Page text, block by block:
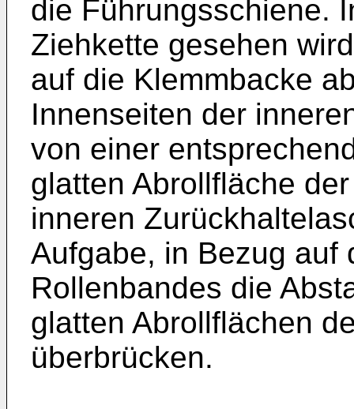
die Führungsschiene.
Ziehkette gesehen
auf die Klemmbacke
Innenseiten der
von einer
glatten Abrollfläche
inneren
Aufgabe, in Bezug auf
Rollenbandes die
glatten Abrollflächen
überbrücken.